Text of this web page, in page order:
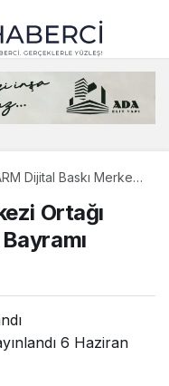
Dijital Baskı Merkezi
Bayramı Mesajı
Ortağı
6 Haziran